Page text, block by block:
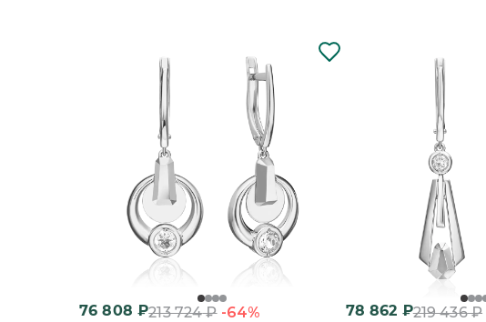
76 808 ₽213 724₽ -64% 78 862 ₽219 436₽